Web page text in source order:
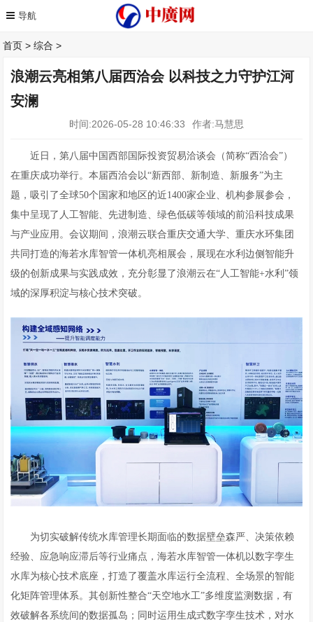
首页 >综合 >
浪潮云亮相第八届西洽会 以科技之力守护江河
安澜
时间:2026-05-28 10:46:33 作者:马慧思
近日，第八届中国西部国际投资贸易洽谈会（简称“西洽会”）
在重庆成功举行。本届西洽会以“新西部、新制造、新服务”为主
题，吸引了全球50个国家和地区的近1400家企业、机构参展参会，
集中呈现了人工智能、先进制造、绿色低碳等领域的前沿科技成果
与产业应用。会议期间，浪潮云联合重庆交通大学、重庆水环集团
共同打造的海若水库智管一体机亮相展会，展现在水利边侧智能升
级的创新成果与实践成效，充分彰显了浪潮云在“人工智能+水利”领
域的深厚积淀与核心技术突破。
为切实破解传统水库管理长期面临的数据壁垒森严、决策依赖
经验、应急响应滞后等行业痛点，海若水库智管一体机以数字孪生
水库为核心技术底座，打造了覆盖水库运行全流程、全场景的智能
化矩阵管理体系。其创新性整合“天空地水工”多维度监测数据，有
效破解各系统间的数据孤岛；同时运用生成式数字孪生技术，对水